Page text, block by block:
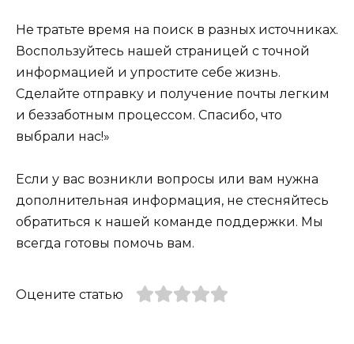
Не тратьте время на поиск в разных источниках.
Воспользуйтесь нашей страницей с точной
информацией и упростите себе жизнь.
Сделайте отправку и получение почты легким
и беззаботным процессом. Спасибо, что
выбрали нас!»
Если у вас возникли вопросы или вам нужна
дополнительная информация, не стесняйтесь
обратиться к нашей команде поддержки. Мы
всегда готовы помочь вам.
Оцените статью